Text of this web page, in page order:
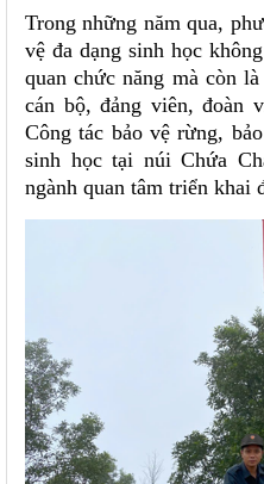
Trong những năm qua,
vệ đa dạng sinh học
quan chức năng mà còn
cán bộ, đảng viên, đoàn
Công tác bảo vệ rừng,
sinh học tại núi Chứa
ngành quan tâm triển khai